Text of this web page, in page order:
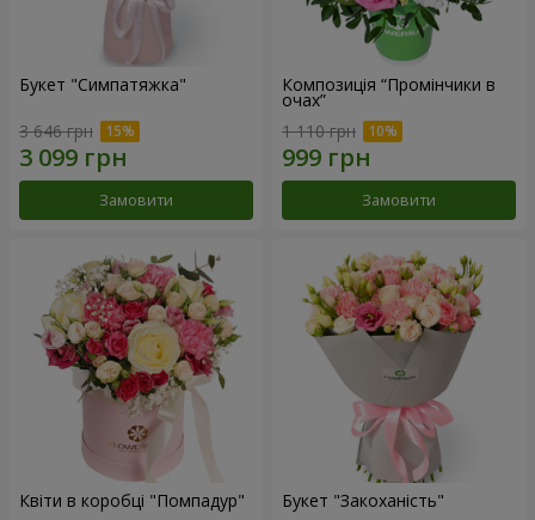
Букет "Симпатяжка"
3 646 грн
Замовити
Композиція “Промінчики в
очах”
1 110 грн
Замовити
Квіти в коробці "Помпадур" Букет "Закоханість"